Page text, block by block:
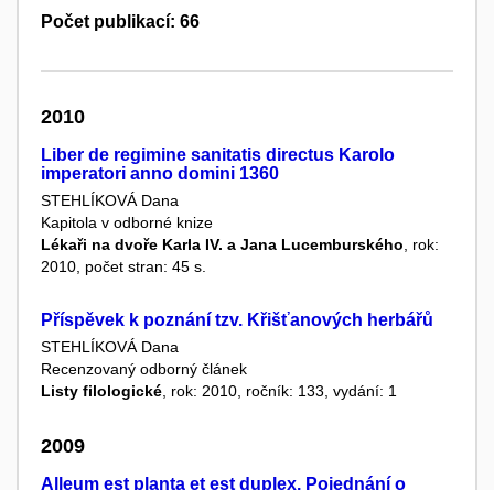
Počet publikací: 66
2010
Liber de regimine sanitatis directus Karolo
imperatori anno domini 1360
STEHLÍKOVÁ Dana
Kapitola v odborné knize
Lékaři na dvoře Karla IV. a Jana Lucemburského , rok:
2010, počet stran: 45 s.
Příspěvek k poznání tzv. Křišťanových herbářů
STEHLÍKOVÁ Dana
Recenzovaný odborný článek
Listy filologické, rok: 2010, ročník: 133, vydání: 1
2009
Alleum est planta et est duplex. Pojednání o